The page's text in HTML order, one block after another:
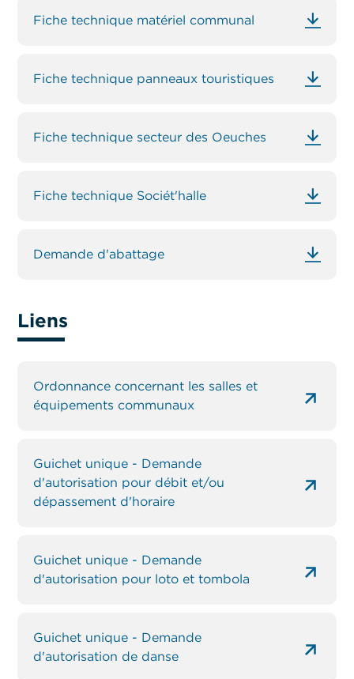
Fiche technique matériel communal
Fiche technique panneaux touristiques
Fiche technique secteur des Oeuches
Fiche technique Sociét'halle
Demande d'abattage
Liens
Ordonnance concernant les salles et
équipements communaux
Guichet unique - Demande
d'autorisation pour débit et/ou
dépassement d'horaire
Guichet unique - Demande
d'autorisation pour loto et tombola
Guichet unique - Demande
d'autorisation de danse